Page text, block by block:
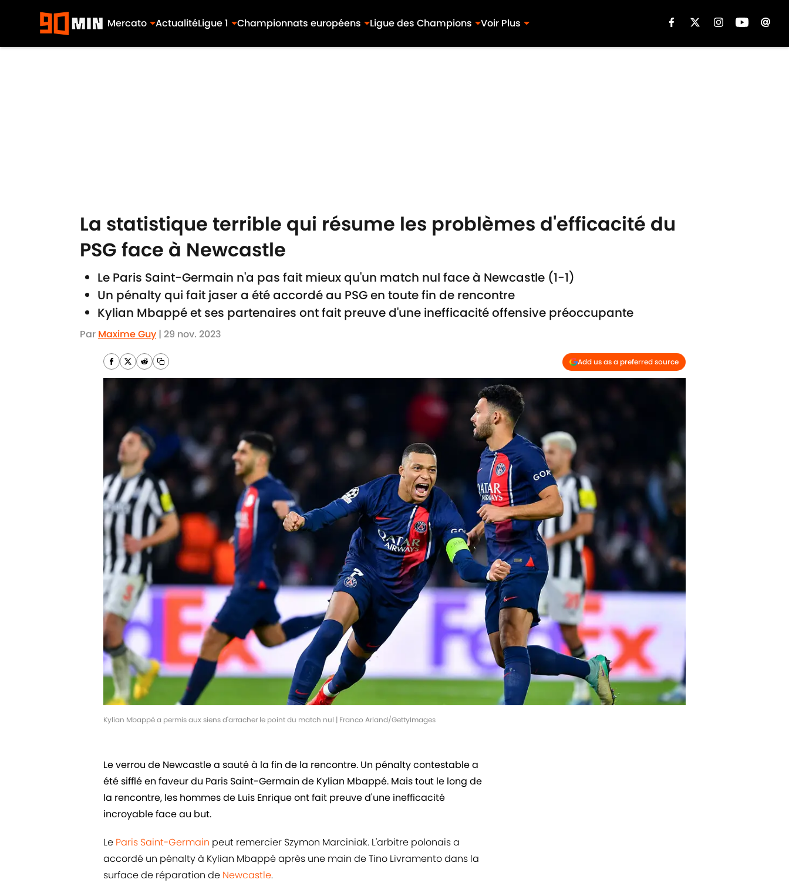
Mercato ActualitéLigue 1 Championnats européens Ligue des Champions Voir Plus
La statistique terrible qui résume les problèmes d'efficacité du
PSG face à Newcastle
Le Paris Saint-Germain n'a pas fait mieux qu'un match nul face à Newcastle (1-1)
Un pénalty qui fait jaser a été accordé au PSG en toute fin de rencontre
Kylian Mbappé et ses partenaires ont fait preuve d'une inefficacité offensive préoccupante
Par Maxime Guy | 29 nov. 2023
Add us as a preferred source
Kylian Mbappé a permis aux siens d'arracher le point du match nul | Franco Arland/GettyImages
Le verrou de Newcastle a sauté à la fin de la rencontre. Un pénalty contestable a
été sifflé en faveur du Paris Saint-Germain de Kylian Mbappé. Mais tout le long de
la rencontre, les hommes de Luis Enrique ont fait preuve d'une inefficacité
incroyable face au but.
Le Paris Saint-Germain peut remercier Szymon Marciniak. L'arbitre polonais a
accordé un pénalty à Kylian Mbappé après une main de Tino Livramento dans la
surface de réparation de Newcastle.